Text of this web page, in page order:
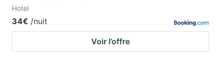
Hotel
34€ /nuit
Voir l’offre